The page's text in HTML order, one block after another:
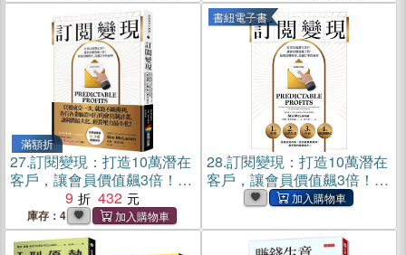
滿額折
27.訂閱變現：打造10萬潛在
客戶，讓會員價值飆3倍！揭
開高轉換率、高續訂率的祕
9 432
庫存：4
書紐電子書
28.訂閱變現：打造10萬潛在
客戶，讓會員價值飆3倍！揭
開高轉換率、高續訂率的祕